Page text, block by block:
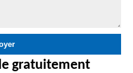
gratuitement